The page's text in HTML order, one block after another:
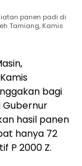
panen padi di
Tamiang, Kamis
bagi
Gubernur
hasil panen
hanya 72
P 2000 Z.